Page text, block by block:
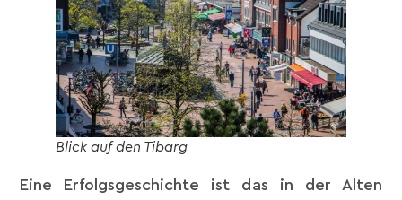
Blick auf den Tibarg
Eine Erfolgsgeschichte ist das in der Alten